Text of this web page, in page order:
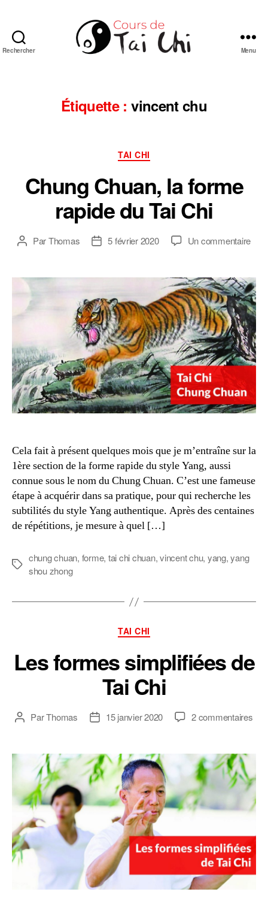
Rechercher
Chi
Chuan
Yang
en
ligne
Menu
Étiquette : vincent chu
Catégories
TAI CHI
Chung Chuan, la forme
rapide du Tai Chi
Auteur
ParThomas
Date5 février 2020 Un commentairesur
la
du
Tai
Chi
Cela fait à présent quelques mois que je m’entraîne sur la
1ère section de la forme rapide du style Yang, aussi
connue sous le nom du Chung Chuan. C’est une fameuse
étape à acquérir dans sa pratique, pour qui recherche les
subtilités du style Yang authentique. Après des centaines
de répétitions, je mesure à quel […]
Étiquettes
chung chuan, forme, tai chi chuan,vincent chu, yang,yang
shou zhong
Catégories
TAI CHI
Les formes simplifiées de
Tai Chi
Auteur
ParThomas
Date15 janvier 2020 2 commentairessur
Tai
Chi